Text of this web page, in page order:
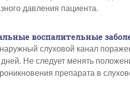
давления пациента.
воспалительные
слуховой канал
Не следует менять
препарата в